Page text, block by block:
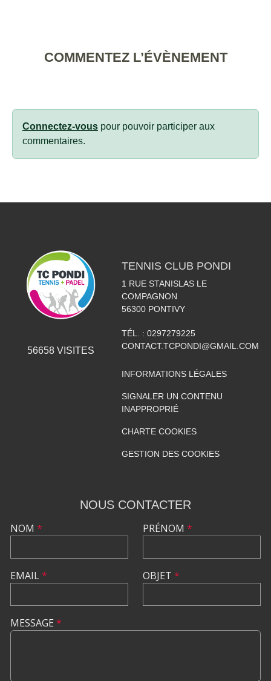
COMMENTEZ L’ÉVÈNEMENT
Connectez-vous pour pouvoir participer aux
commentaires.
56658VISITES
TENNIS CLUB PONDI
1 RUE STANISLAS LE
COMPAGNON
56300 PONTIVY
TÉL. : 0297279225
CONTACT.TCPONDI@GMAIL.COM
INFORMATIONS LÉGALES
SIGNALER UN CONTENU
INAPPROPRIÉ
CHARTE COOKIES
GESTION DES COOKIES
NOUS CONTACTER
NOM *
EMAIL*
PRÉNOM *
OBJET *
MESSAGE *